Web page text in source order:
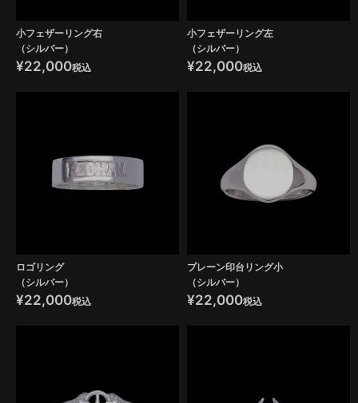
小フェザーリング右
（シルバー）
¥22,000税込
小フェザーリング左
（シルバー）
¥22,000税込
ロゴリング
（シルバー）
¥22,000税込
プレーン印台リング小
（シルバー）
¥22,000税込